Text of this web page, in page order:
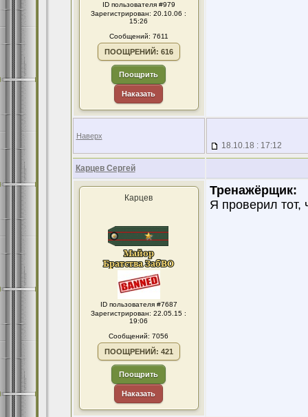
ID пользователя #979
Зарегистрирован: 20.10.06 :
15:26
Сообщений: 7611
ПООЩРЕНИЙ: 616
Поощрить
Наказать
Наверх
18.10.18 : 17:12
Карцев Сергей
Карцев
ID пользователя #7687
Зарегистрирован: 22.05.15 :
19:06
Сообщений: 7056
ПООЩРЕНИЙ: 421
Поощрить
Наказать
Тренажёрщик:
Я проверил тот,